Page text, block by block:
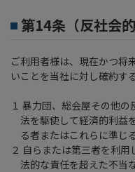
第14条（反社会
ご利用者様は、現在かつ将
いことを当社に対し確約す
１ 暴力団、総会屋その他
法を駆使して経済的利益
る者またはこれらに準じ
２ 自らまたは第三者を利
法的な責任を超えた不当